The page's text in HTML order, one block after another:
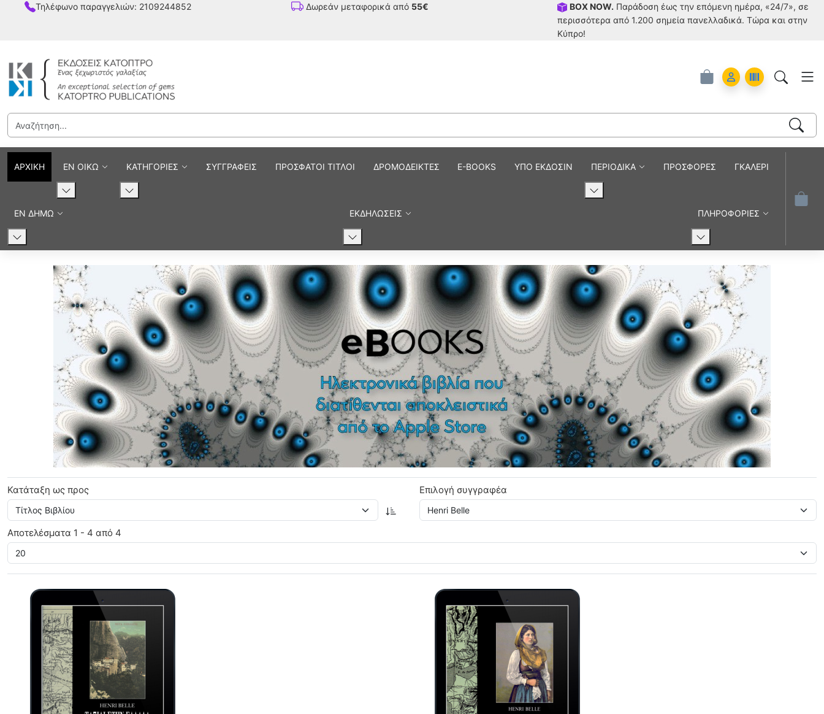
Τηλέφωνο παραγγελιών: 2109244852 Δωρεάν μεταφορικά από 55€ BOX NOW. Παράδοση έως την επόμενη ημέρα, «24/7», σε
περισσότερα από 1.200 σημεία πανελλαδικά. Tώρα και στην
Κύπρο!
Account
Orders
ΑΡΧΙΚΗ ΕΝ ΟΙΚΩ ΚΑΤΗΓΟΡΙΕΣ ΣΥΓΓΡΑΦΕΙΣ ΠΡΟΣΦΑΤΟΙ ΤΙΤΛΟΙ ΔΡΟΜΟΔΕΙΚΤΕΣ E-BOOKS ΥΠΟ ΕΚΔΟΣΙΝ ΠΕΡΙΟΔΙΚΑ ΠΡΟΣΦΟΡΕΣ ΓΚΑΛΕΡΙ
ΕΝ ΔΗΜΩ ΕΚΔΗΛΩΣΕΙΣ ΠΛΗΡΟΦΟΡΙΕΣ
Ηλεκτρονικά Βιβλία
Κατάταξη ως προς Επιλογή συγγραφέα
Αποτελέσματα 1 - 4 από 4